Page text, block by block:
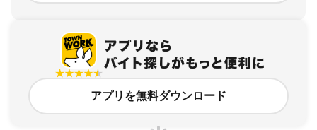
アプリを無料ダウンロード